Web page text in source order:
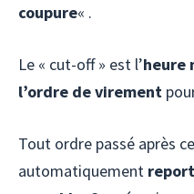
coupure« .
Le « cut-off » est l’heure
l’ordre de virement
Tout ordre passé après
automatiquement